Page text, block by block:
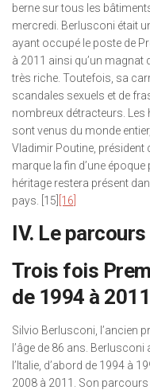
berne sur tous les
mercredi. Berlusconi était
ayant occupé le poste de
à 2011 ainsi qu’un magnat
très riche. Toutefois, sa
scandales sexuels et de
nombreux détracteurs.
sont venus du monde
Vladimir Poutine, président
marque la fin d’une
héritage restera présent
pays. [15] [16]
IV. Le
Trois fois
de 1994 à 2011
Silvio Berlusconi, l’ancien
l’âge de 86 ans.
l’Italie, d’abord de 1994 à
2008 à 2011. Son